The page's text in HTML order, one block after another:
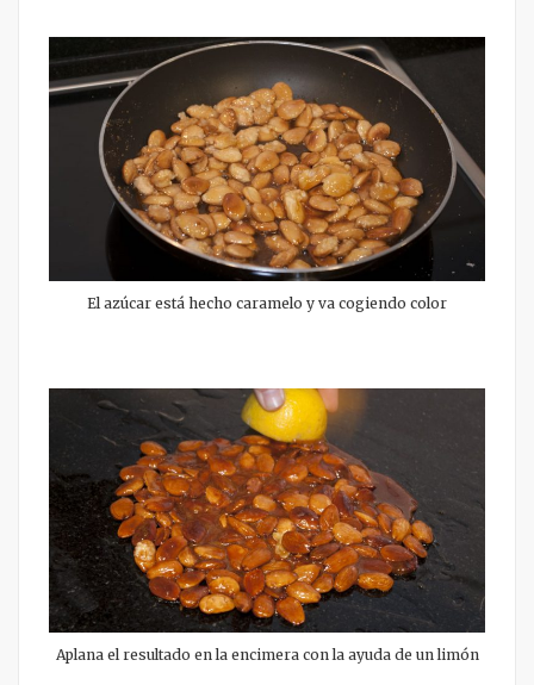
El azúcar está hecho caramelo y va cogiendo color
Aplana el resultado en la encimera con la ayuda de un limón